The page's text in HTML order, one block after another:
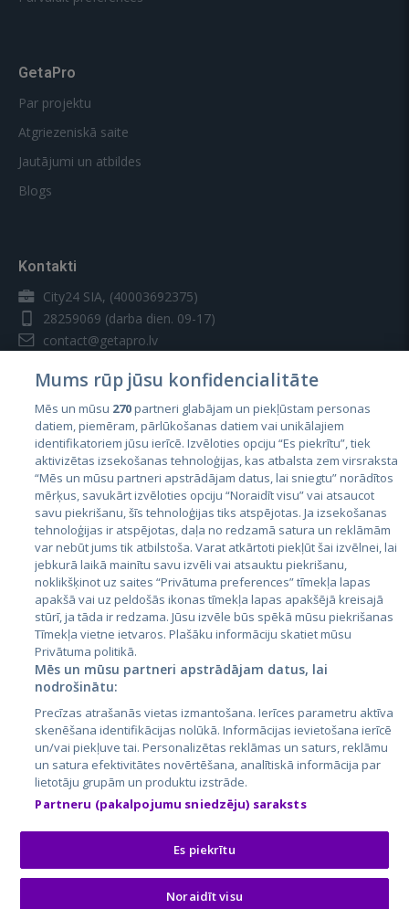
GetaPro
Par projektu
Atgriezeniskā saite
Jautājumi un atbildes
Blogs
Kontakti
City24 SIA, (40003692375)
28259069 (darba dien. 09-17)
contact@getapro.lv
Valstis
Igaunija
Latvija
Lietuva
City24.lv
City24.ee
GetaPro.lv
GetaPro.ee
Skelbiu.lt
Autoplius.lt
Aruodas.lt
CVbankas.lt
Kainos.lt
Paslaugos.lt
auto24.ee
Osta.ee
KuldneBörs.ee
Mums rūp jūsu konfidencialitāte
Mēs un mūsu 270partneri glabājam un piekļūstam personas
datiem, piemēram, pārlūkošanas datiem vai unikālajiem
identifikatoriem jūsu ierīcē. Izvēloties opciju “Es piekrītu”, tiek
aktivizētas izsekošanas tehnoloģijas, kas atbalsta zem virsraksta
“Mēs un mūsu partneri apstrādājam datus, lai sniegtu” norādītos
mērķus, savukārt izvēloties opciju “Noraidīt visu” vai atsaucot
savu piekrišanu, šīs tehnoloģijas tiks atspējotas. Ja izsekošanas
tehnoloģijas ir atspējotas, daļa no redzamā satura un reklāmām
var nebūt jums tik atbilstoša. Varat atkārtoti piekļūt šai izvēlnei, lai
jebkurā laikā mainītu savu izvēli vai atsauktu piekrišanu,
noklikšķinot uz saites “Privātuma preferences” tīmekļa lapas
apakšā vai uz peldošās ikonas tīmekļa lapas apakšējā kreisajā
stūrī, ja tāda ir redzama. Jūsu izvēle būs spēkā mūsu piekrišanas
Tīmekļa vietne ietvaros. Plašāku informāciju skatiet mūsu
Privātuma politikā.
Mēs un mūsu partneri apstrādājam datus, lai
nodrošinātu:
Precīzas atrašanās vietas izmantošana. Ierīces parametru aktīva
skenēšana identifikācijas nolūkā. Informācijas ievietošana ierīcē
un/vai piekļuve tai. Personalizētas reklāmas un saturs, reklāmu
un satura efektivitātes novērtēšana, analītiskā informācija par
lietotāju grupām un produktu izstrāde.
Partneru (pakalpojumu sniedzēju) saraksts
Es piekrītu
Noraidīt visu